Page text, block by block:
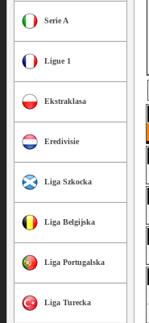
Serie A
Ligue 1
Ekstraklasa
Eredivisie
Liga Szkocka
Liga Belgijska
Liga Portugalska
Liga Turecka